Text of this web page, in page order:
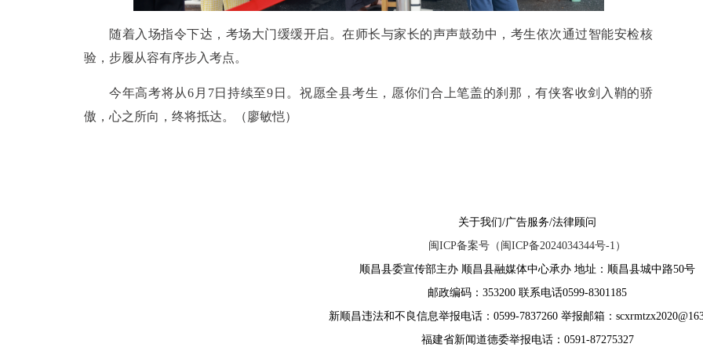
随着入场指令下达，考场大门缓缓开启。在师长与家长的声声鼓劲中，考生依次通过智能安检核
验，步履从容有序步入考点。
今年高考将从6月7日持续至9日。祝愿全县考生，愿你们合上笔盖的刹那，有侠客收剑入鞘的骄
傲，心之所向，终将抵达。（廖敏恺）
关于我们/广告服务/法律顾问
闽ICP备案号（闽ICP备2024034344号-1）
顺昌县委宣传部主办 顺昌县融媒体中心承办 地址：顺昌县城中路50号
邮政编码：353200 联系电话0599-8301185
新顺昌违法和不良信息举报电话：0599-7837260 举报邮箱：
福建省新闻道德委举报电话：0591-87275327